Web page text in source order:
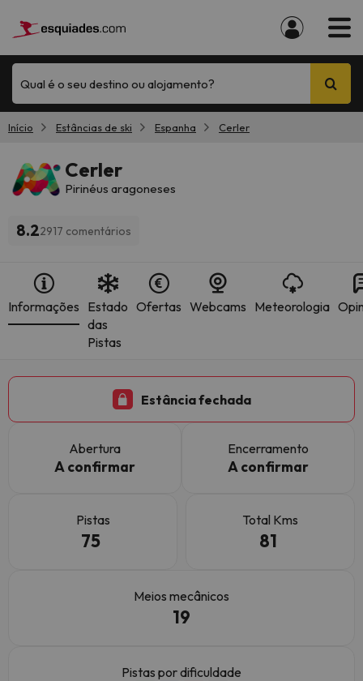
Qual é o seu destino ou alojamento?
Início Estâncias de ski Espanha Cerler
Cerler
Pirinéus aragoneses
8.22917 comentários
Informações Estado
das
Pistas
Ofertas Webcams Meteorologia
Estância fechada
Abertura
A confirmar
Encerramento
A confirmar
Pistas
75
Total Kms
81
Meios mecânicos
19
Pistas por dificuldade